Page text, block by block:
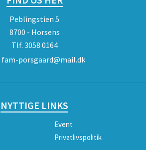
Peblingstien 5
8700 - Horsens
Tlf. 3058 0164
fam-porsgaard@mail.dk
NYTTIGE LINKS
Event
Privatlivspolitik